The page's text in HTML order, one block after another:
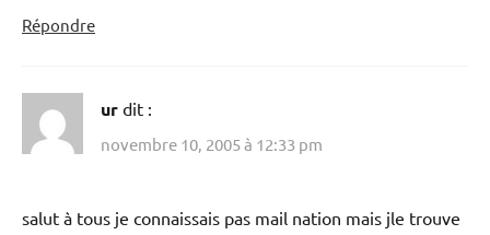
Répondre
ur dit :
novembre 10, 2005 à 12:33 pm
salut à tous je connaissais pas mail nation mais jle trouve